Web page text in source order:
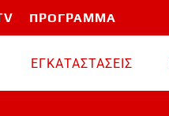
ΠΡΟΓΡΑΜΜΑ
ΕΓΚΑΤΑΣΤΑΣΕΙΣ